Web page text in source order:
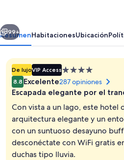
Siguiente
99+
ResumenHabitacionesUbicación
De lujoVIP AccessPropiedad
de
4.0
8.8 Excelente287 opiniones
Escapada elegante por el
Con vista a un lago, este hotel
arquitectura elegante y un
con un suntuoso desayuno
desconéctate con WiFi gratis
duchas tipo lluvia.